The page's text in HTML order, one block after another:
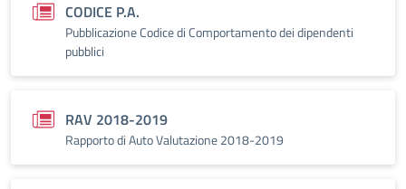
CODICE P.A.
Pubblicazione Codice di Comportamento dei dipendenti
pubblici
RAV 2018-2019
Rapporto di Auto Valutazione 2018-2019